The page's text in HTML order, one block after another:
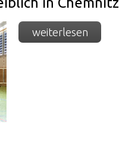
weiterlesen